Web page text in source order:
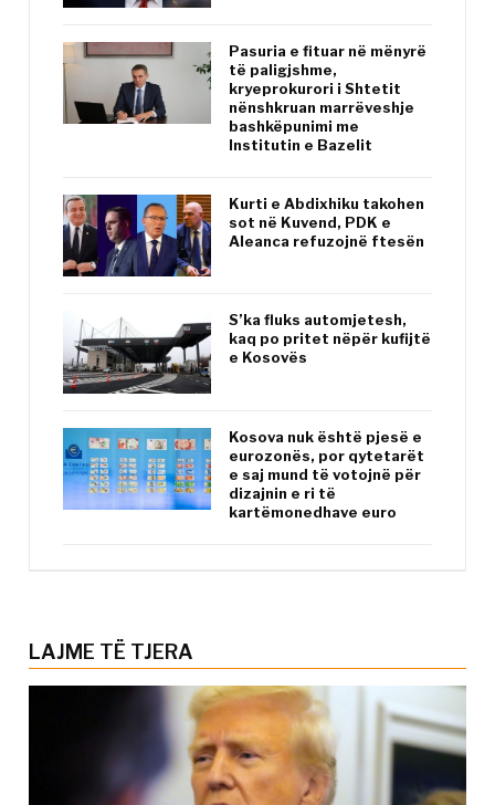
Pasuria e fituar në mënyrë
të paligjshme,
kryeprokurori i Shtetit
nënshkruan marrëveshje
bashkëpunimi me
Institutin e Bazelit
Kurti e Abdixhiku takohen
sot në Kuvend, PDK e
Aleanca refuzojnë ftesën
S’ka fluks automjetesh,
kaq po pritet nëpër kufijtë
e Kosovës
Kosova nuk është pjesë e
eurozonës, por qytetarët
e saj mund të votojnë për
dizajnin e ri të
kartëmonedhave euro
LAJME TË TJERA